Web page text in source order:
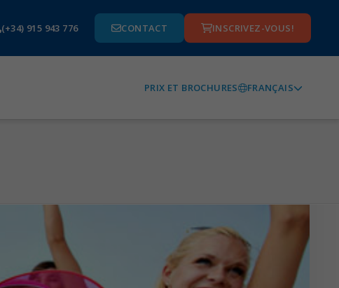
(+34) 915 943 776 CONTACT INSCRIVEZ-VOUS!
PRIX ET BROCHURES FRANÇAIS